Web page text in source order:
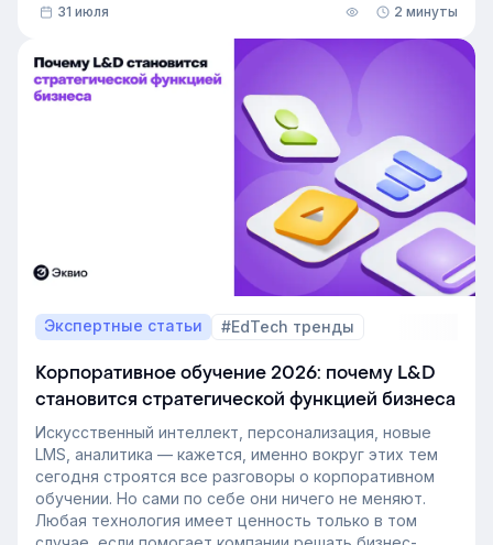
снимает с рекрутера рутину. Сегодня программа для
рекрутинга – это базовый инструмент для быстрого
и системного закрытия вакансий.
31 июля 2 минуты
Экспертные статьи #EdTech тренды
Корпоративное обучение 2026: почему L&D
становится стратегической функцией бизнеса
Искусственный интеллект, персонализация, новые
LMS, аналитика — кажется, именно вокруг этих тем
сегодня строятся все разговоры о корпоративном
обучении. Но сами по себе они ничего не меняют.
Любая технология имеет ценность только в том